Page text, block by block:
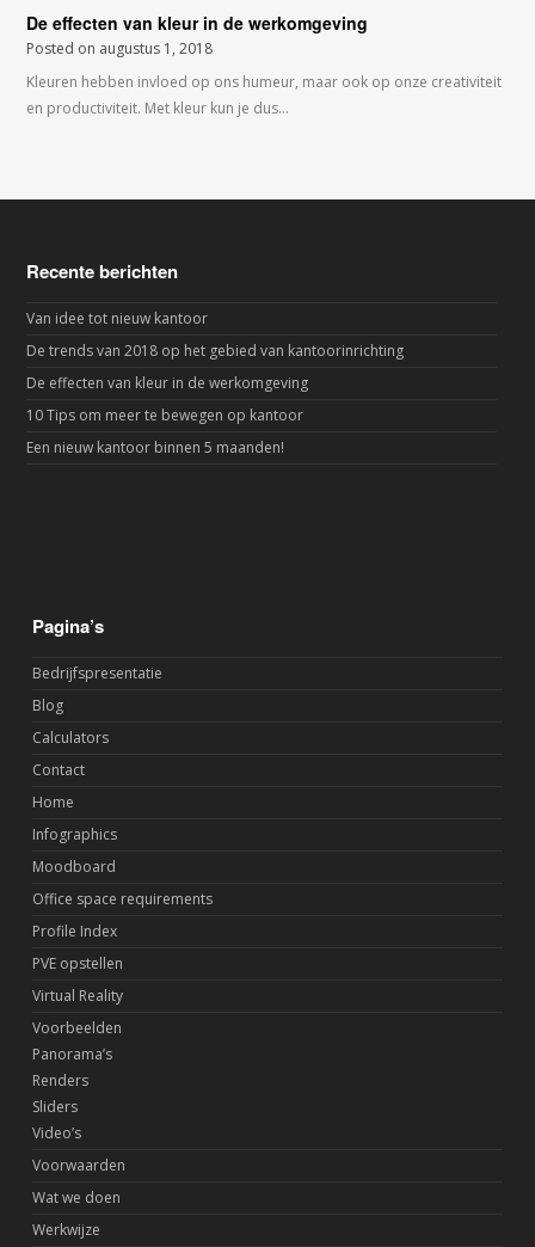
De effecten van kleur in de werkomgeving
Posted on augustus 1, 2018
Kleuren hebben invloed op ons humeur, maar ook op onze creativiteit
en productiviteit. Met kleur kun je dus…
Recente berichten
Van idee tot nieuw kantoor
De trends van 2018 op het gebied van kantoorinrichting
De effecten van kleur in de werkomgeving
10 Tips om meer te bewegen op kantoor
Een nieuw kantoor binnen 5 maanden!
Pagina’s
Bedrijfspresentatie
Blog
Calculators
Contact
Home
Infographics
Moodboard
Office space requirements
Profile Index
PVE opstellen
Virtual Reality
Voorbeelden
Panorama’s
Renders
Sliders
Video’s
Voorwaarden
Wat we doen
Werkwijze